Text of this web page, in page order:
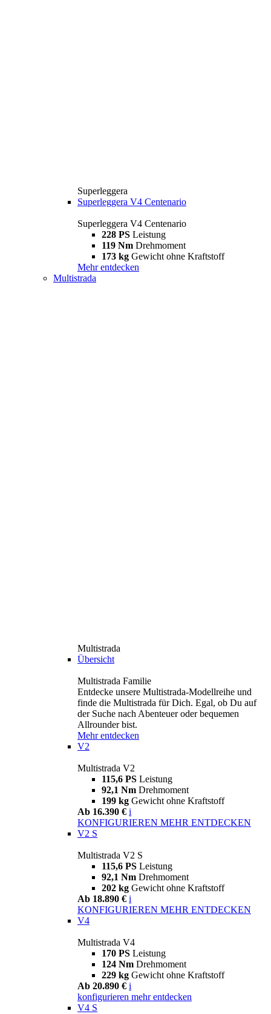
Superleggera
Superleggera V4 Centenario
Superleggera V4 Centenario
228 PS Leistung
119 Nm Drehmoment
173 kg Gewicht ohne Kraftstoff
Mehr entdecken
Multistrada
Multistrada
Übersicht
Multistrada Familie
Entdecke unsere Multistrada-Modellreihe und
finde die Multistrada für Dich. Egal, ob Du auf
der Suche nach Abenteuer oder bequemen
Allrounder bist.
Mehr entdecken
V2
Multistrada V2
115,6 PS Leistung
92,1 Nm Drehmoment
199 kg Gewicht ohne Kraftstoff
Ab 16.390 € i
KONFIGURIEREN MEHR ENTDECKEN
V2 S
Multistrada V2 S
115,6 PS Leistung
92,1 Nm Drehmoment
202 kg Gewicht ohne Kraftstoff
Ab 18.890 € i
KONFIGURIEREN MEHR ENTDECKEN
V4
Multistrada V4
170 PS Leistung
124 Nm Drehmoment
229 kg Gewicht ohne Kraftstoff
Ab 20.890 € i
konfigurieren mehr entdecken
V4 S